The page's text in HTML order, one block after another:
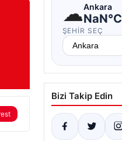
☁Ankara
NaN°C
ŞEHIR SEÇ
Bizi Takip Edin